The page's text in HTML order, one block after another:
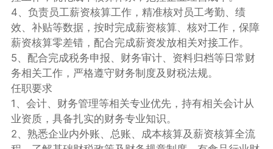
4、负责员工薪资核算工作，精准核对员工考勤、绩
效、补贴等数据，按时完成薪资核算、核对工作，保障
薪资核算零差错，配合完成薪资发放相关对接工作。
5、配合完成税务申报、财务审计、资料归档等日常财
务相关工作，严格遵守财务制度及财税法规。
任职要求
1、会计、财务管理等相关专业优先，持有相关会计从
业资质，具备扎实的财务专业知识。
2、熟悉企业内外账、总账、成本核算及薪资核算全流